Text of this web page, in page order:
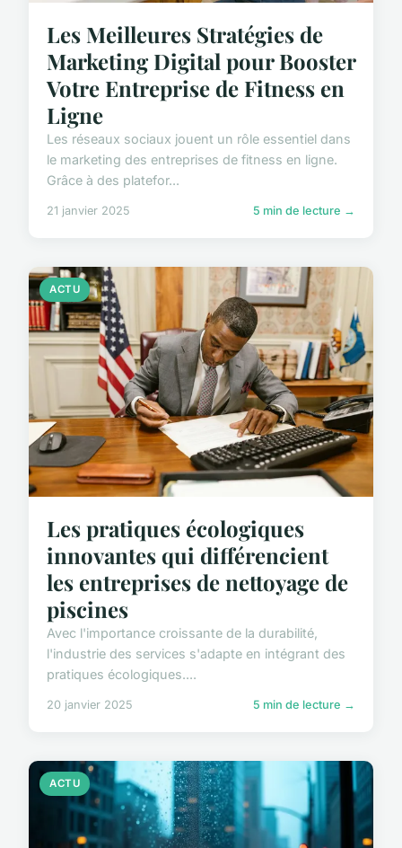
Les Meilleures Stratégies de
Marketing Digital pour Booster
Votre Entreprise de Fitness en
Ligne
Les réseaux sociaux jouent un rôle essentiel dans
le marketing des entreprises de fitness en ligne.
Grâce à des platefor...
21 janvier 2025 5 min de lecture →
ACTU
Les pratiques écologiques
innovantes qui différencient
les entreprises de nettoyage de
piscines
Avec l'importance croissante de la durabilité,
l'industrie des services s'adapte en intégrant des
pratiques écologiques....
20 janvier 2025 5 min de lecture →
ACTU